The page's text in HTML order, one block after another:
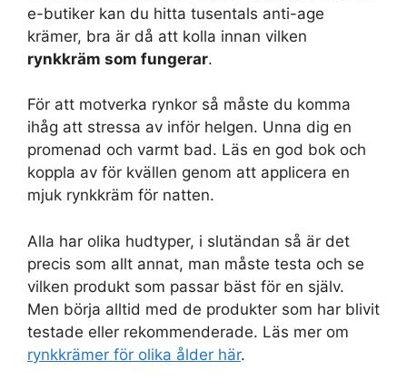
e-butiker kan du hitta tusentals anti-age
krämer, bra är då att kolla innan vilken
rynkkräm som fungerar.
För att motverka rynkor så måste du komma
ihåg att stressa av inför helgen. Unna dig en
promenad och varmt bad. Läs en god bok och
koppla av för kvällen genom att applicera en
mjuk rynkkräm för natten.
Alla har olika hudtyper, i slutändan så är det
precis som allt annat, man måste testa och se
vilken produkt som passar bäst för en själv.
Men börja alltid med de produkter som har blivit
testade eller rekommenderade. Läs mer om
rynkkrämer för olika ålder här.